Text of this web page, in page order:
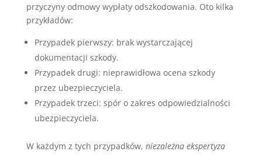
przyczyny odmowy wypłaty odszkodowania. Oto kilka
przykładów:
Przypadek pierwszy: brak wystarczającej
dokumentacji szkody.
Przypadek drugi: nieprawidłowa ocena szkody
przez ubezpieczyciela.
Przypadek trzeci: spór o zakres odpowiedzialności
ubezpieczyciela.
W każdym z tych przypadków, niezależna ekspertyza